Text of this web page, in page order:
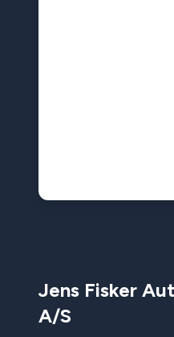
Jens Fisker
A/S